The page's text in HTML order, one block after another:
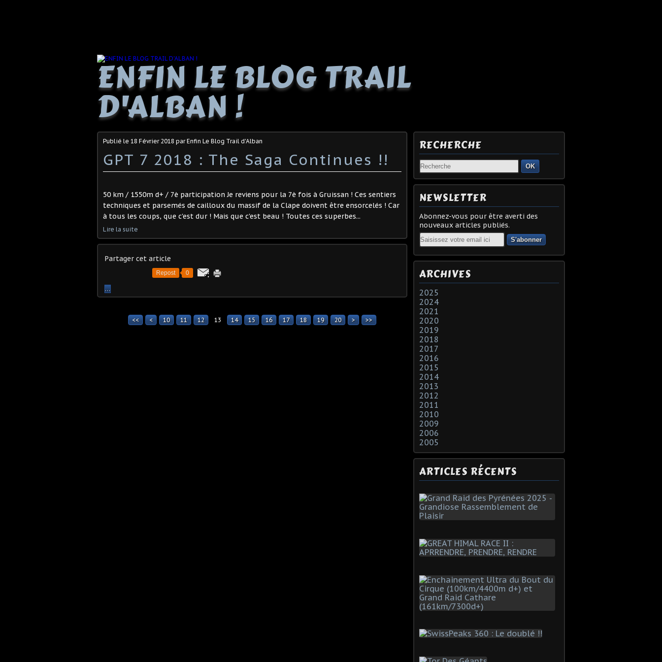
ENFIN LE BLOG TRAIL
D'ALBAN !
Publié le 18 Février 2018 par Enfin Le Blog Trail d'Alban
GPT 7 2018 : The Saga Continues !!
50 km / 1550m d+ / 7è participation Je reviens pour la 7è fois à Gruissan ! Ces sentiers
techniques et parsemés de cailloux du massif de la Clape doivent être ensorcelés ! Car
à tous les coups, que c'est dur ! Mais que c'est beau ! Toutes ces superbes...
Lire la suite
Partager cet article
Repost 0
…
<< < 10 11 12 13 14 15 16 17 18 19 20 30
40
50
60
70
80
90
100
200
> >>
RECHERCHE
OK
NEWSLETTER
Abonnez-vous pour être averti des
nouveaux articles publiés.
Email
ARCHIVES
2025
2024
2021
2020
2019
2018
2017
2016
2015
2014
2013
2012
2011
2010
2009
2006
2005
ARTICLES RÉCENTS